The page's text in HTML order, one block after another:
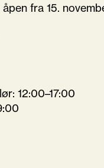
åpen fra 15.
12:00–17:00